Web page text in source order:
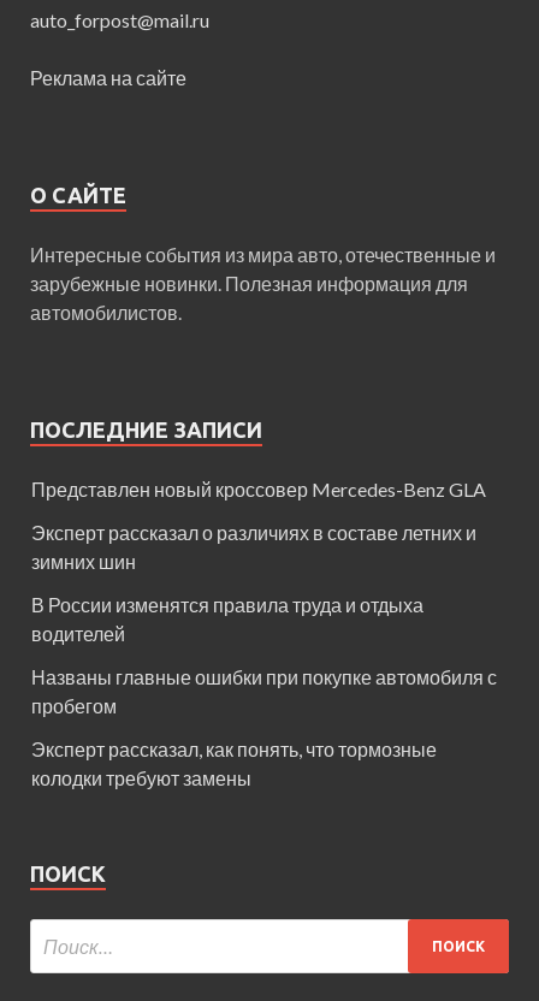
auto_forpost@mail.ru
Реклама на сайте
О САЙТЕ
Интересные события из мира авто, отечественные и
зарубежные новинки. Полезная информация для
автомобилистов.
ПОСЛЕДНИЕ ЗАПИСИ
Представлен новый кроссовер Mercedes-Benz GLA
Эксперт рассказал о различиях в составе летних и
зимних шин
В России изменятся правила труда и отдыха
водителей
Названы главные ошибки при покупке автомобиля с
пробегом
Эксперт рассказал, как понять, что тормозные
колодки требуют замены
ПОИСК